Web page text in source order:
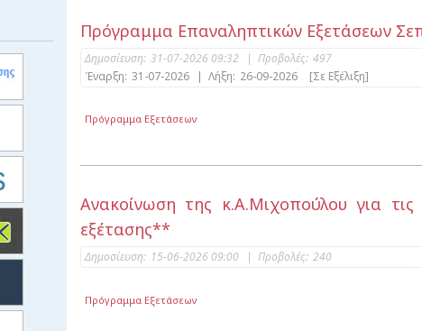
Πρόγραμμα Επαναληπτικών Εξετάσεων
Δημοσίευση: 31-07-2026 09:32 | Προβολές: 497
Έναρξη: 31-07-2026 | Λήξη: 26-09-2026 [Σε Εξέλιξη]
Πρόγραμμα Εξετάσεων
Ανακοίνωση της κ.Α.Μιχοπούλου για
εξέτασης**
Δημοσίευση: 15-06-2026 09:00 | Προβολές: 240
Πρόγραμμα Εξετάσεων